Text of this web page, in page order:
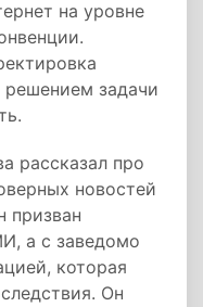
на уровне
решением задачи
рассказал про
новостей
призван
а с заведомо
которая
Он